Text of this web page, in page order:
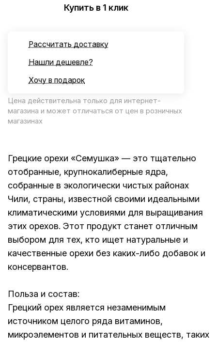
Купить в 1 клик
Рассчитать доставку
Нашли дешевле?
Хочу в подарок
Цена действительна только для интернет-
магазина и может отличаться от цен в розничных
магазинах
Грецкие орехи «Семушка» — это тщательно
отобранные, крупнокалиберные ядра,
собранные в экологически чистых районах
Чили, страны, известной своими идеальными
климатическими условиями для выращивания
этих орехов. Этот продукт станет отличным
выбором для тех, кто ищет натуральные и
качественные орехи без каких-либо добавок и
консервантов.
Польза и состав:
Грецкий орех является незаменимым
источником целого ряда витаминов,
микроэлементов и питательных веществ, таких